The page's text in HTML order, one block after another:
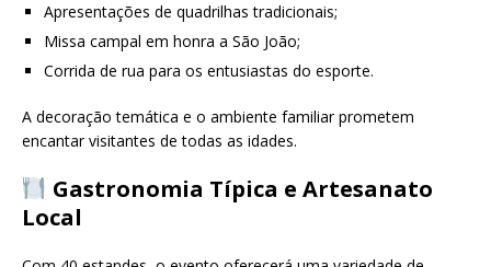
Apresentações de quadrilhas tradicionais;
Missa campal em honra a São João;
Corrida de rua para os entusiastas do esporte.
A decoração temática e o ambiente familiar prometem
encantar visitantes de todas as idades.
Gastronomia Típica e Artesanato
Local